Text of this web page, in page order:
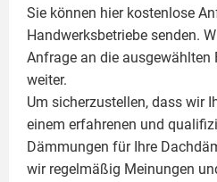
Sie können hier kostenlose
Handwerksbetriebe senden.
Anfrage an die ausgewählten
weiter.
Um sicherzustellen, dass wir
einem erfahrenen und
Dämmungen für Ihre
wir regelmäßig Meinungen